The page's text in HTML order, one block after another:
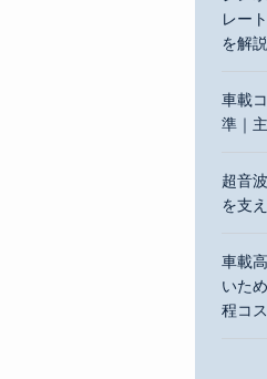
レー
を解説
車載
準｜
超音
を支
車載
いた
程コ